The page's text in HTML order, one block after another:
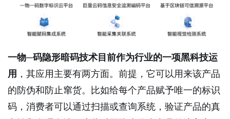
一物─码隐形暗码技术目前作为行业的一项黑科技运
用 ，其应用主要有两方面。前提，它可以用来该产品
的防伪和防止窜货。比如给每个产品赋予唯一的标识
码，消费者可以通过扫描或查询系统，验证产品的真